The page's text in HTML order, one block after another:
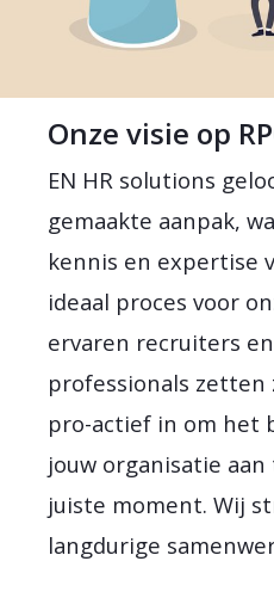
Onze visie op
EN HR solutions
gemaakte aanpak,
kennis en expertise
ideaal proces voor
ervaren recruiters
professionals
pro-actief in om het
jouw organisatie
juiste moment. Wij
langdurige